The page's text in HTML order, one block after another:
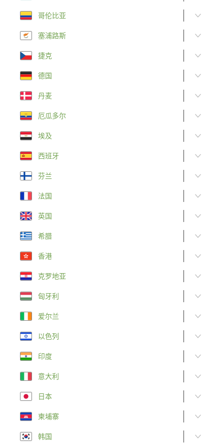
哥伦比亚
塞浦路斯
捷克
德国
丹麦
厄瓜多尔
埃及
西班牙
芬兰
法国
英国
希腊
香港
克罗地亚
匈牙利
爱尔兰
以色列
印度
意大利
日本
柬埔寨
韩国